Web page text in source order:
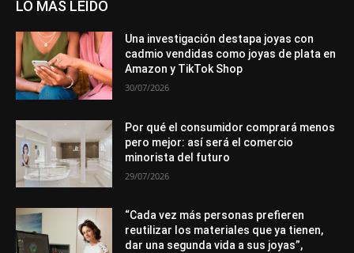
LO MÁS LEÍDO
Una investigación destapa joyas con
cadmio vendidas como joyas de plata en
Amazon y TikTok Shop
30/07/2026
Por qué el consumidor comprará menos
pero mejor: así será el comercio
minorista del futuro
29/07/2026
“Cada vez más personas prefieren
reutilizar los materiales que ya tienen,
dar una segunda vida a sus joyas”,